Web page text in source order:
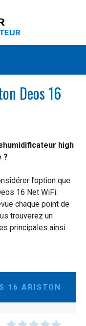
Deos 16
high
?
l’option que
16 Net WiFi.
chaque point de
trouverez un
principales ainsi
16 ARISTON